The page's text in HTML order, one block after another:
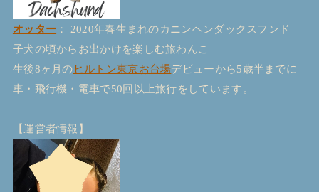
オッター ： 2020年春生まれのカニンヘンダックスフンド
子犬の頃からお出かけを楽しむ旅わんこ
生後8ヶ月の ヒルトン東京お台場デビューから5歳半までに
車・飛行機・電車で50回以上旅行をしています。
【運営者情報】